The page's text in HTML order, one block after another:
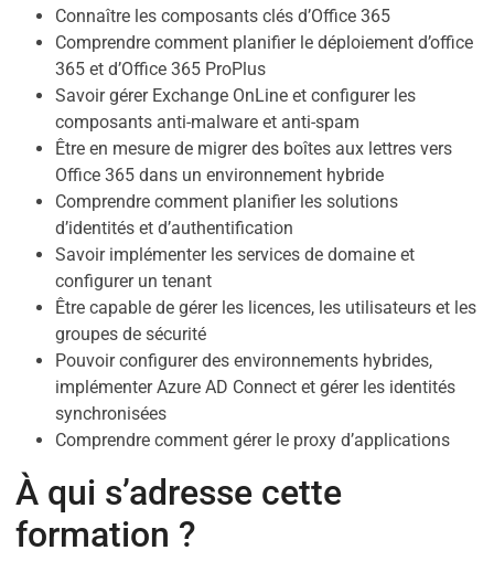
Connaître les composants clés d’Office 365
Comprendre comment planifier le déploiement d’office
365 et d’Office 365 ProPlus
Savoir gérer Exchange OnLine et configurer les
composants anti-malware et anti-spam
Être en mesure de migrer des boîtes aux lettres vers
Office 365 dans un environnement hybride
Comprendre comment planifier les solutions
d’identités et d’authentification
Savoir implémenter les services de domaine et
configurer un tenant
Être capable de gérer les licences, les utilisateurs et les
groupes de sécurité
Pouvoir configurer des environnements hybrides,
implémenter Azure AD Connect et gérer les identités
synchronisées
Comprendre comment gérer le proxy d’applications
À qui s’adresse cette
formation ?